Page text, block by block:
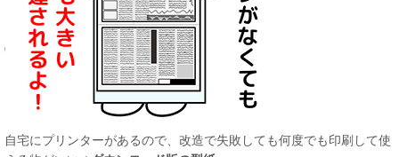
自宅にプリンターがあるので、改造で失敗しても何度でも印刷して使